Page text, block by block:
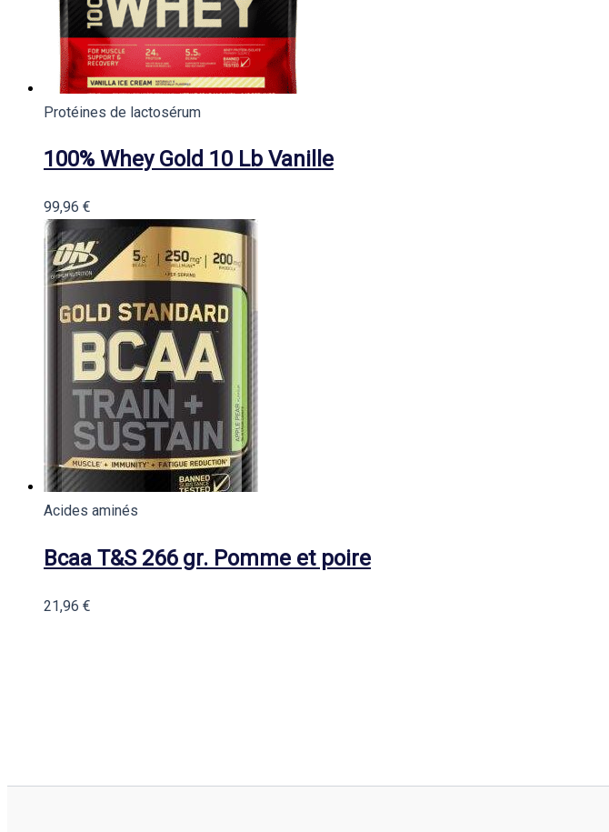
Protéines de lactosérum
100% Whey Gold 10 Lb Vanille
99,96 €
Acides aminés
Bcaa T&S 266 gr. Pomme et poire
21,96 €